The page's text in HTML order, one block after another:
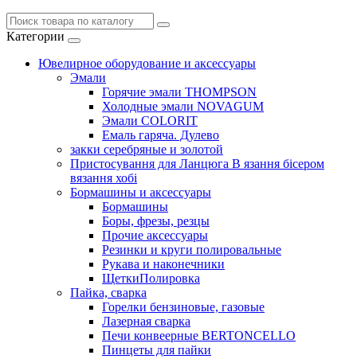
Категории
Ювелирное оборудование и аксессуары
Эмали
Горячие эмали THOMPSON
Холодные эмали NOVAGUM
Эмали COLORIT
Емаль гаряча. Дулево
закки серебряные и золотой
Пристосування для Ланцюга В язання бісером
вязання хобі
Бормашины и аксессуары
Бормашины
Боры, фрезы, резцы
Прочие аксессуары
Резинки и круги полировальные
Рукава и наконечники
ЩеткиПолировка
Пайка, сварка
Горелки бензиновые, газовые
Лазерная сварка
Печи конвеерные BERTONCELLO
Пинцеты для пайки